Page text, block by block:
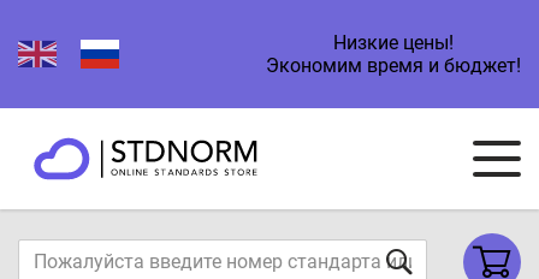
Низкие цены!
Экономим время и бюджет!